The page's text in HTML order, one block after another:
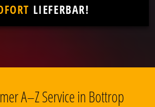
LIEFERBAR!
A–Z Service in Bottrop